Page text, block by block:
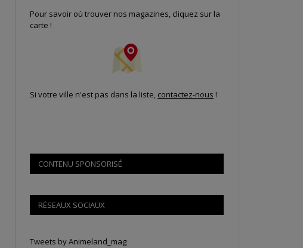
Pour savoir où trouver nos magazines, cliquez sur la
carte !
Si votre ville n'est pas dans la liste, contactez-nous !
CONTENU SPONSORISÉ
RÉSEAUX SOCIAUX
Tweets by Animeland_mag